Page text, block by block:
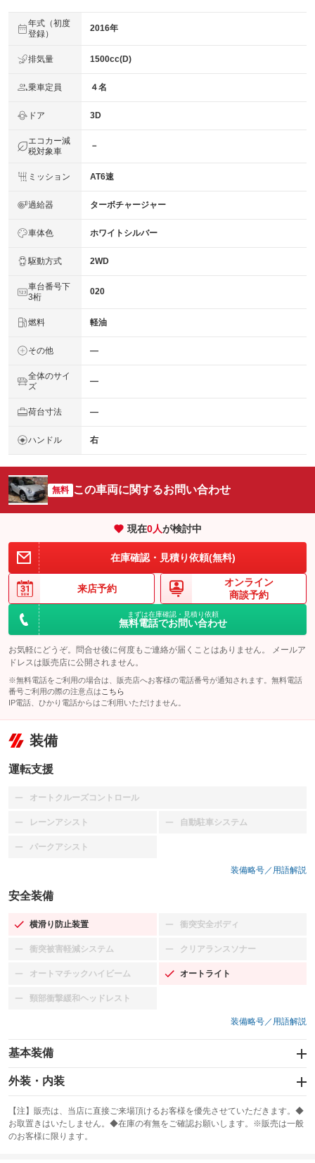
年式（初度
登録）
2016年
排気量 1500cc(D)
乗車定員 ４名
ドア 3D
エコカー減
税対象車
－
ミッション AT6速
過給器 ターボチャージャー
車体色 ホワイトシルバー
駆動方式 2WD
車台番号下
3桁
020
燃料 軽油
その他 ―
全体のサイ
ズ
―
荷台寸法 ―
ハンドル 右
無料 この車両に関するお問い合わせ
現在0人が検討中
在庫確認・見積り依頼(無料)
来店予約
オンライン
商談予約
まずは在庫確認・見積り依頼
無料電話でお問い合わせ
お気軽にどうぞ。問合せ後に何度もご連絡が届くことはありません。 メールア
ドレスは販売店に公開されません。
※無料電話をご利用の場合は、販売店へお客様の電話番号が通知されます。無料電話
番号ご利用の際の注意点は こちら
IP電話、ひかり電話からはご利用いただけません。
装備
運転支援
オートクルーズコントロール
：装備なし
レーンアシスト
：装備なし 自動駐車システム
：装備なし
パークアシスト
：装備なし
装備略号／用語解説
安全装備
横滑り防止装置
：装備あり 衝突安全ボディ
：装備なし
衝突被害軽減システム
：装備なし クリアランスソナー
：装備なし
オートマチックハイビーム
：装備なし オートライト
：装備あり
頸部衝撃緩和ヘッドレスト
：装備なし
装備略号／用語解説
基本装備
エアバッグ：運転席/助手席/サイド
：装備あり
：装備なし
サンルーフ
：装備なし ABS
外装・内装
カーナビ：HDDナビ
：装備あり
TV：フルセグ
：装備あり
【注】販売は、当店に直接ご来場頂けるお客様を優先させていただきます。◆
お取置きはいたしません。◆在庫の有無をご確認お願いします。※販売は一般
のお客様に限ります。